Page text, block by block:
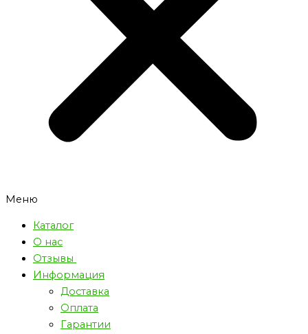
Меню
Каталог
О нас
Отзывы
Информация
Доставка
Оплата
Гарантии